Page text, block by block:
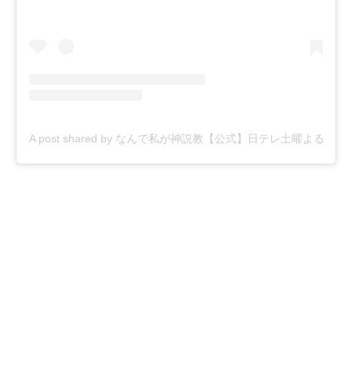
A post shared by なんで私が神説教【公式】日テレ土曜よる9時